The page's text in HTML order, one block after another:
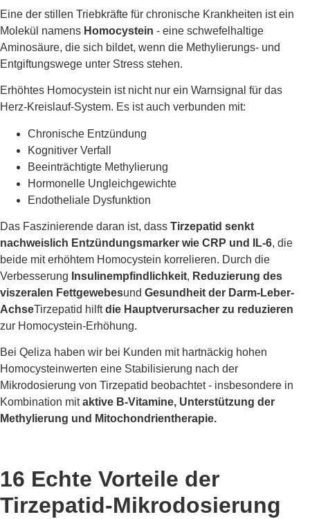
Eine der stillen Triebkräfte für chronische Krankheiten ist ein
Molekül namens Homocystein - eine schwefelhaltige
Aminosäure, die sich bildet, wenn die Methylierungs- und
Entgiftungswege unter Stress stehen.
Erhöhtes Homocystein ist nicht nur ein Warnsignal für das
Herz-Kreislauf-System. Es ist auch verbunden mit:
Chronische Entzündung
Kognitiver Verfall
Beeinträchtigte Methylierung
Hormonelle Ungleichgewichte
Endotheliale Dysfunktion
Das Faszinierende daran ist, dass Tirzepatid senkt
nachweislich Entzündungsmarker wie CRP und IL-6, die
beide mit erhöhtem Homocystein korrelieren. Durch die
Verbesserung Insulinempfindlichkeit, Reduzierung des
viszeralen Fettgewebesund Gesundheit der Darm-Leber-
AchseTirzepatid hilftdie Hauptverursacher zu reduzieren
zur Homocystein-Erhöhung.
Bei Qeliza haben wir bei Kunden mit hartnäckig hohen
Homocysteinwerten eine Stabilisierung nach der
Mikrodosierung von Tirzepatid beobachtet - insbesondere in
Kombination mitaktive B-Vitamine, Unterstützung der
Methylierung und Mitochondrientherapie.
16 Echte Vorteile der
Tirzepatid-Mikrodosierung